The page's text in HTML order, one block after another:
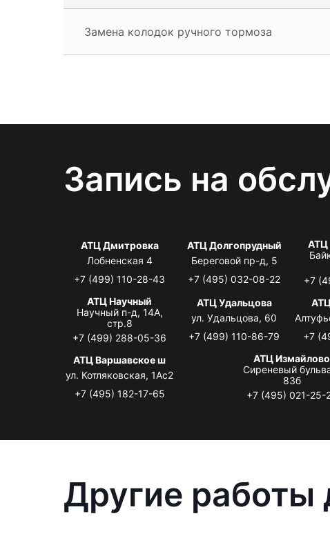
Замена колодок ручного тормоза
Запись на
АТЦ Дмитровка
Лобненская 4
+7 (499) 110-28-43
АТЦ Долгопрудный
Береговой пр-д, 5
+7 (495) 032-08-22
АТЦ
+7
АТЦ Научный
Научный п-д, 14А,
стр.8
+7 (499) 288-05-36
АТЦ Удальцова
ул. Удальцова, 60
+7 (499) 110-86-79
+7
АТЦ Варшавское ш
ул. Котляковская, 1Ас2
+7 (495) 182-17-65
АТЦ Измайлово
Сиреневый
83б
+7 (495) 021-25-
Другие работы